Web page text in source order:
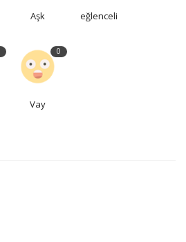
Aşk eğlenceli
0
Vay